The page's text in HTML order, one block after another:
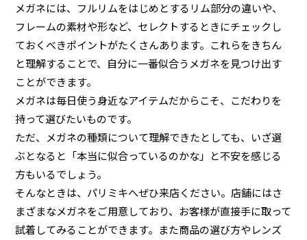
メガネには、フルリムをはじめとするリム部分の違いや、
フレームの素材や形など、セレクトするときにチェックし
ておくべきポイントがたくさんあります。これらをきちん
と理解することで、自分に一番似合うメガネを見つけ出す
ことができます。
メガネは毎日使う身近なアイテムだからこそ、こだわりを
持って選びたいものです。
ただ、メガネの種類について理解できたとしても、いざ選
ぶとなると「本当に似合っているのかな」と不安を感じる
方もいるでしょう。
そんなときは、パリミキへぜひ来店ください。店舗にはさ
まざまなメガネをご用意しており、お客様が直接手に取って
試着してみることができます。また商品の選び方やレンズ